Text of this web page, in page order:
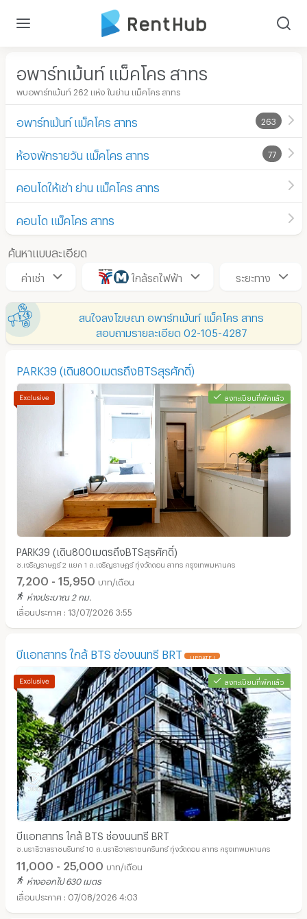
อพาร์ทเม้นท์ แม็คโคร สาทร
พบอพาร์ทเม้นท์ 262 แห่ง ในย่าน แม็คโคร สาทร
อพาร์ทเม้นท์ แม็คโคร สาทร 263
ห้องพักรายวัน แม็คโคร สาทร 77
คอนโดให้เช่า ย่าน แม็คโคร สาทร
คอนโด แม็คโคร สาทร
ค้นหาแบบละเอียด
ค่าเช่า ใกล้รถไฟฟ้า ระยะทาง
สนใจลงโฆษณา อพาร์ทเม้นท์ แม็คโคร สาทร
สอบถามรายละเอียด 02-105-4287
อพาร์ทเม้นท์ หอพัก ย่าน แม็คโคร สาทร :
PARK39 (เดิน800เมตรถึงBTSสุรศักดิ์)
ลงทะเบียนที่พักแล้ว
PARK39 (เดิน800เมตรถึงBTSสุรศักดิ์)
ซ.เจริญราษฎร์ 2 แยก 1 ถ.เจริญราษฎร์ ทุ่งวัดดอน สาทร กรุงเทพมหานคร
7,200 - 15,950 บาท/เดือน
ห่างประมาณ 2 กม.
13/07/2026 3:55
บีแอทสาทร ใกล้ BTS ช่องนนทรี BRT UPDATE !
ลงทะเบียนที่พักแล้ว
บีแอทสาทร ใกล้ BTS ช่องนนทรี BRT
ซ.นราธิวาสราชนรินทร์ 10 ถ.นราธิวาสราชนครินทร์ ทุ่งวัดดอน สาทร กรุงเทพมหานคร
11,000 - 25,000 บาท/เดือน
ห่างออกไป 630 เมตร
07/08/2026 4:03